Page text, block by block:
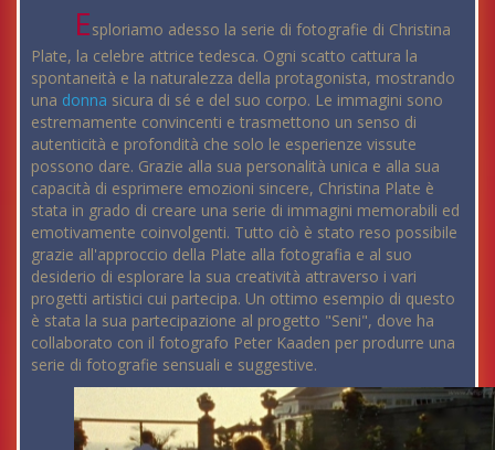
Esploriamo adesso la serie di fotografie di Christina
Plate, la celebre attrice tedesca. Ogni scatto cattura la
spontaneità e la naturalezza della protagonista, mostrando
una donna sicura di sé e del suo corpo. Le immagini sono
estremamente convincenti e trasmettono un senso di
autenticità e profondità che solo le esperienze vissute
possono dare. Grazie alla sua personalità unica e alla sua
capacità di esprimere emozioni sincere, Christina Plate è
stata in grado di creare una serie di immagini memorabili ed
emotivamente coinvolgenti. Tutto ciò è stato reso possibile
grazie all'approccio della Plate alla fotografia e al suo
desiderio di esplorare la sua creatività attraverso i vari
progetti artistici cui partecipa. Un ottimo esempio di questo
è stata la sua partecipazione al progetto "Seni", dove ha
collaborato con il fotografo Peter Kaaden per produrre una
serie di fotografie sensuali e suggestive.